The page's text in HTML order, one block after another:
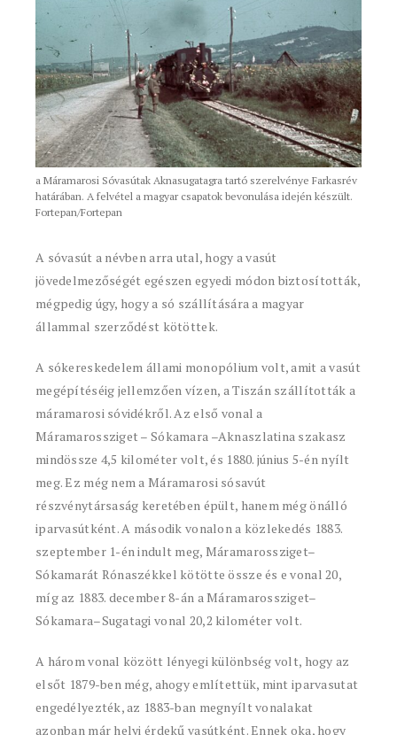
a Máramarosi Sóvasútak Aknasugatagra tartó szerelvénye Farkasrév
határában. A felvétel a magyar csapatok bevonulása idején készült.
Fortepan/Fortepan
A sóvasút a névben arra utal, hogy a vasút
jövedelmezőségét egészen egyedi módon biztosították,
mégpedig úgy, hogy a só szállítására a magyar
állammal szerződést kötöttek.
A sókereskedelem állami monopólium volt, amit a vasút
megépítéséig jellemzően vízen, a Tiszán szállították a
máramarosi sóvidékről. Az első vonal a
Máramarossziget – Sókamara –Aknaszlatina szakasz
mindössze 4,5 kilométer volt, és 1880. június 5-én nyílt
meg. Ez még nem a Máramarosi sósavút
részvénytársaság keretében épült, hanem még önálló
iparvasútként. A második vonalon a közlekedés 1883.
szeptember 1-én indult meg, Máramarossziget–
Sókamarát Rónaszékkel kötötte össze és e vonal 20,
míg az 1883. december 8-án a Máramarossziget–
Sókamara–Sugatagi vonal 20,2 kilométer volt.
A három vonal között lényegi különbség volt, hogy az
elsőt 1879-ben még, ahogy említettük, mint iparvasutat
engedélyezték, az 1883-ban megnyílt vonalakat
azonban már helyi érdekű vasútként. Ennek oka, hogy